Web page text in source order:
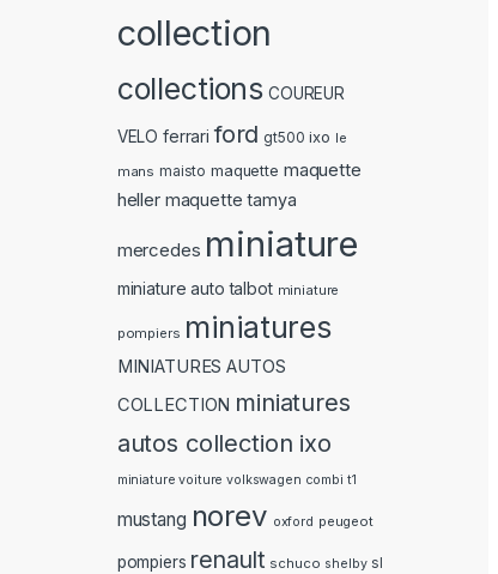
collection
collections COUREUR
VELO ferrari ford gt500 ixo le
mans maisto maquette maquette
heller maquette tamya
mercedes miniature
miniature auto talbot miniature
pompiers miniatures
MINIATURES AUTOS
COLLECTION miniatures
autos collection ixo
miniature voiture volkswagen combi t1
mustang norev oxford peugeot
pompiers renault schuco shelby sl